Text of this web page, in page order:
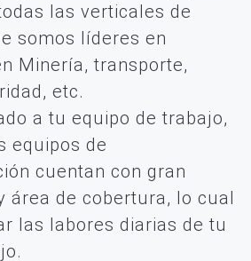
las verticales de
somos líderes en
Minería, transporte,
etc.
a tu equipo de trabajo,
equipos de
cuentan con gran
área de cobertura, lo cual
las labores diarias de tu